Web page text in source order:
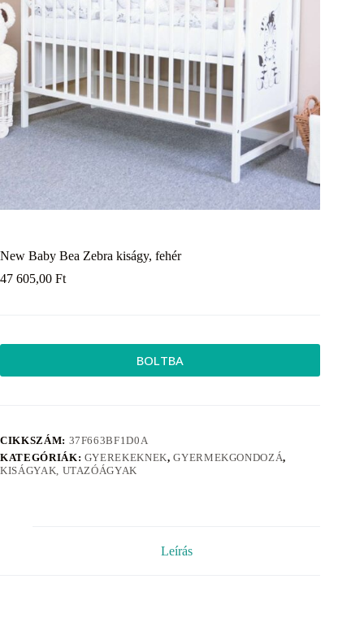
New Baby Bea Zebra kiságy, fehér
47 605,00 Ft
BOLTBA
CIKKSZÁM: 37F663BF1D0A
KATEGÓRIÁK: GYEREKEKNEK,GYERMEKGONDOZÁ,
KISÁGYAK, UTAZÓÁGYAK
Leírás